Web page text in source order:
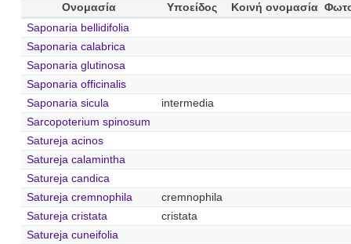
Ονομασία Υποείδος Κοινή ονομασία
Saponaria bellidifolia
Saponaria calabrica
Saponaria glutinosa
Saponaria officinalis
Saponaria sicula
intermedia
Sarcopoterium spinosum
Satureja acinos
Satureja calamintha
Satureja candica
Satureja cremnophila
cremnophila
Satureja cristata
cristata
Satureja cuneifolia